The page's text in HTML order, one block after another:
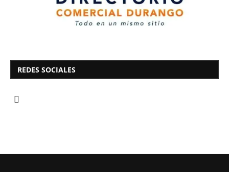
REDES SOCIALES